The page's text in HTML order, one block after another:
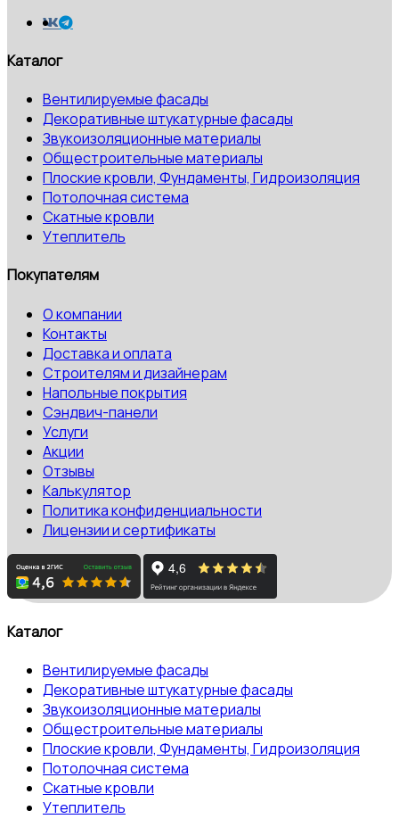
Каталог
Вентилируемые фасады
Декоративные штукатурные фасады
Звукоизоляционные материалы
Общестроительные материалы
Плоские кровли, Фундаменты, Гидроизоляция
Потолочная система
Скатные кровли
Утеплитель
Покупателям
О компании
Контакты
Доставка и оплата
Строителям и дизайнерам
Напольные покрытия
Сэндвич-панели
Услуги
Акции
Отзывы
Калькулятор
Политика конфиденциальности
Лицензии и сертификаты
Каталог
Вентилируемые фасады
Декоративные штукатурные фасады
Звукоизоляционные материалы
Общестроительные материалы
Плоские кровли, Фундаменты, Гидроизоляция
Потолочная система
Скатные кровли
Утеплитель